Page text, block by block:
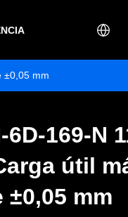
±0,05 mm
169-N
útil
mm
169-N
útil
mm